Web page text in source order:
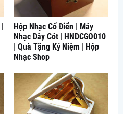
Hộp Nhạc Cổ Điển | Máy
Nhạc Dây Cót | HNDCGO010
| Quà Tặng Kỷ Niệm | Hộp
Nhạc Shop